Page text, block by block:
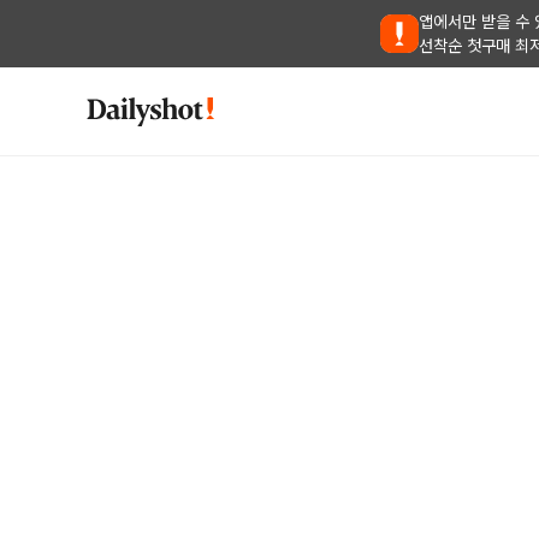
앱에서만 받을 수
선착순 첫구매 최